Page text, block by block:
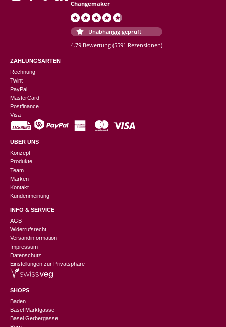
Changemaker
Unabhängig geprüft
4.79 Bewertung (5591 Rezensionen)
ZAHLUNGSARTEN
Rechnung
Twint
PayPal
MasterCard
Postfinance
Visa
ÜBER UNS
Konzept
Produkte
Team
Marken
Kontakt
Kundenmeinung
INFO & SERVICE
AGB
Widerrufsrecht
Versandinformation
Impressum
Datenschutz
Einstellungen zur Privatsphäre
SHOPS
Baden
Basel Marktgasse
Basel Gerbergasse